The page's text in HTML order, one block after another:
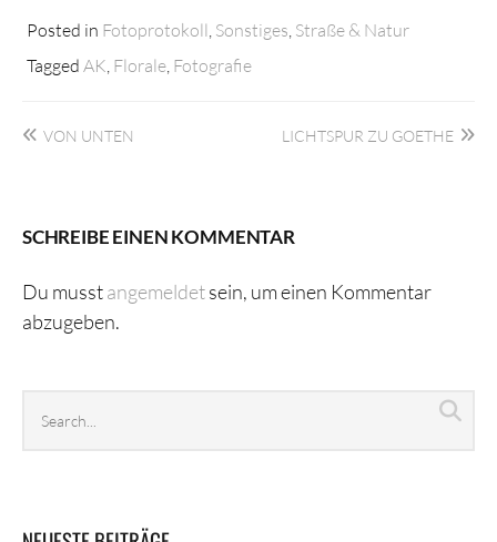
Posted in Fotoprotokoll Sonstiges Straße & Natur
Tagged AK Florale Fotografie
Beitragsnavigation
VON UNTEN LICHTSPUR ZU GOETHE
SCHREIBE EINEN KOMMENTAR
Du musstangemeldetsein, um einen Kommentar
abzugeben.
archives